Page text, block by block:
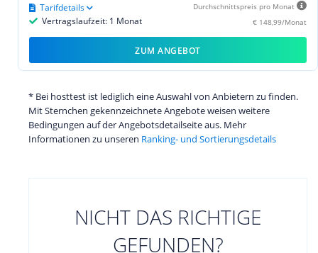
Durchschnittspreis pro Monat
€ 148,99/Monat
Vertragslaufzeit: 1 Monat
Tarifdetails
ZUM ANGEBOT
* Bei hosttest ist lediglich eine Auswahl von Anbietern zu finden.
Mit Sternchen gekennzeichnete Angebote weisen weitere
Bedingungen auf der Angebotsdetailseite aus. Mehr
Informationen zu unseren Ranking- und Sortierungsdetails
NICHT DAS RICHTIGE
GEFUNDEN?